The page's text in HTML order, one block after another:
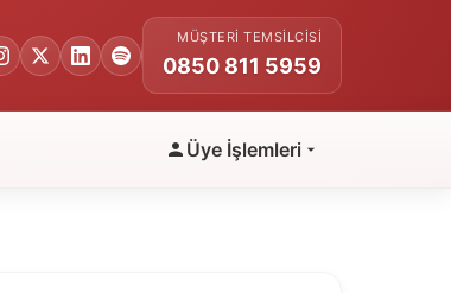
MÜŞTERI TEMSILCISI
0850 811 5959
Üye İşlemleri